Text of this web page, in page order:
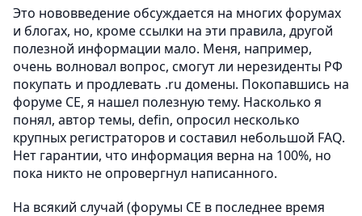
Это нововведение обсуждается на многих форумах
и блогах, но, кроме ссылки на эти правила, другой
полезной информации мало. Меня, например,
очень волновал вопрос, смогут ли нерезиденты РФ
покупать и продлевать .ru домены. Покопавшись на
форуме СЕ, я нашел полезную тему. Насколько я
понял, автор темы, defin, опросил несколько
крупных регистраторов и составил небольшой FAQ.
Нет гарантии, что информация верна на 100%, но
пока никто не опровергнул написанного.
На всякий случай (форумы СЕ в последнее время